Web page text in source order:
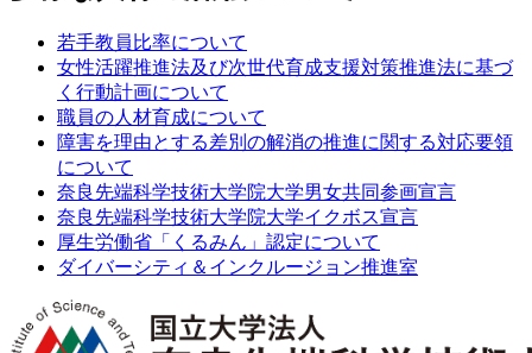
若手教員比率について
女性活躍推進法及び次世代育成支援対策推進法に基づ
く行動計画について
職員の人材育成について
障害を理由とする差別の解消の推進に関する対応要領
について
奈良先端科学技術大学院大学男女共同参画宣言
奈良先端科学技術大学院大学イクボス宣言
厚生労働省「くるみん」認定について
ダイバーシティ＆インクルージョン推進室